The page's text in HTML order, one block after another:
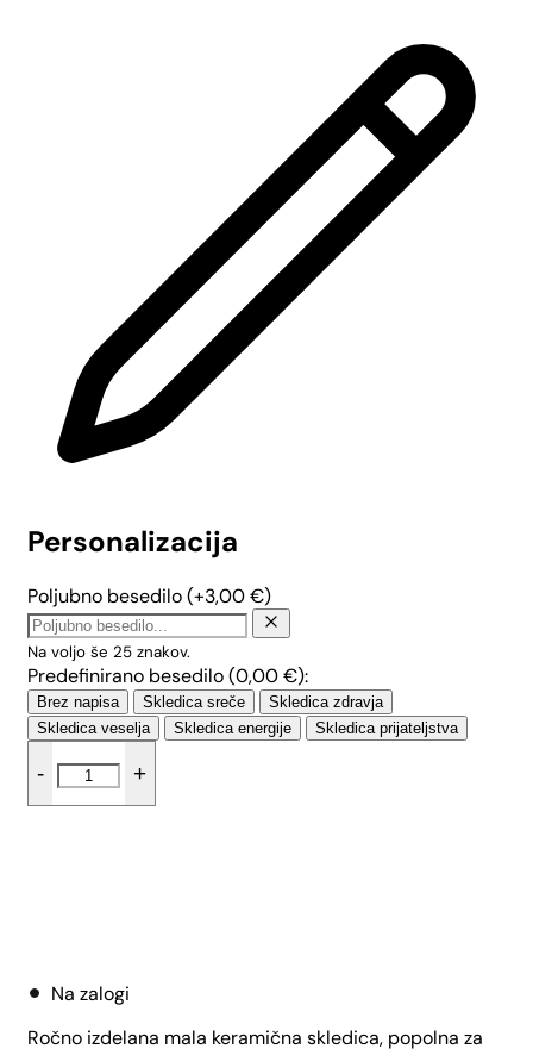
Personalizacija
Poljubno besedilo(+3,00€)
Na voljo še 25 znakov.
Predefinirano besedilo (0,00€):
Brez napisa Skledica sreče
Skledica zdravja
Skledica veselja
Skledica energije Skledica prijateljstva
-
skledica
HOHO
+
Na zalogi
Ročno izdelana mala keramična skledica, popolna za